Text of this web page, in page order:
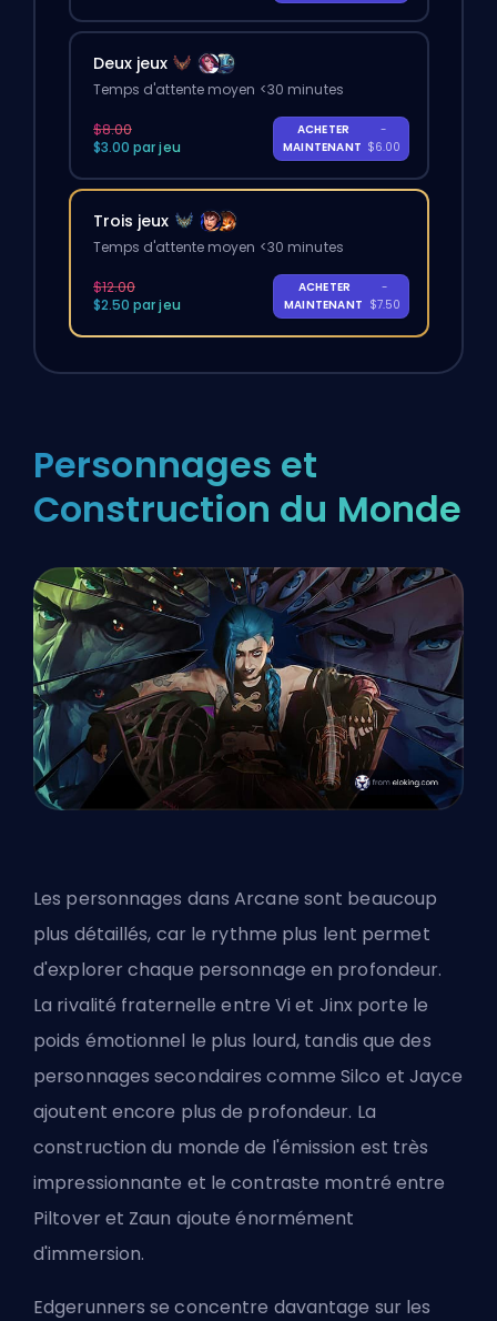
Deux jeux
Temps d'attente moyen <30 minutes
$8.00
$3.00 par jeu
ACHETER
MAINTENANT
-
$6.00
Trois jeux
Temps d'attente moyen <30 minutes
$12.00
$2.50 par jeu
ACHETER
MAINTENANT
-
$7.50
Personnages et
Construction du Monde
Les personnages dans Arcane sont beaucoup
plus détaillés, car le rythme plus lent permet
d'explorer chaque personnage en profondeur.
La rivalité fraternelle entre Vi et Jinx porte le
poids émotionnel le plus lourd, tandis que des
personnages secondaires comme Silco et Jayce
ajoutent encore plus de profondeur. La
construction du monde de l'émission est très
impressionnante et le contraste montré entre
Piltover et Zaun ajoute énormément
d'immersion.
Edgerunners se concentre davantage sur les